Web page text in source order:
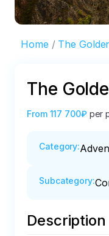
Home The
The
From 117 700₽ per
Category:
Subcategory:
Description